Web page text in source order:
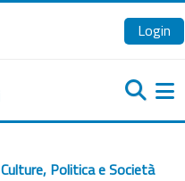
Login
Politica e Società